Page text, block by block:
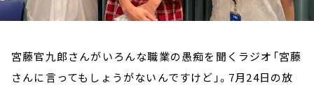
宮藤官九郎さんがいろんな職業の愚痴を聞くラジオ「宮藤
さんに言ってもしょうがないんですけど」。7月24日の放